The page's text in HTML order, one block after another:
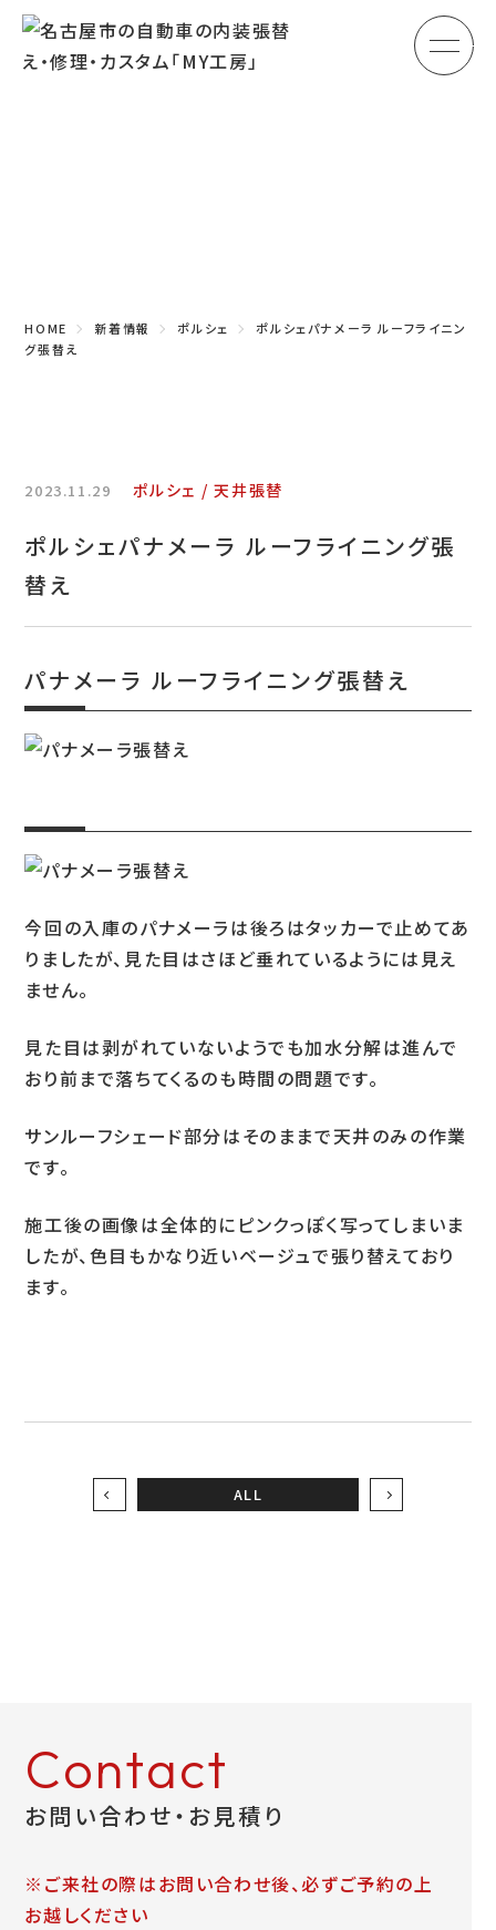
メ
その他
お問い合わせ
特定商取引表示
施工例
プライバシーポリシー
Tel.052-382-1913
9:00～18:00 / 不定休（完全予約制）
お問い合わせ
LINEお見積り
HOME 新着情報 ポルシェ
ポルシェパナメーラ ルーフライニン
グ張替え
2023.11.29 ポルシェ 天井張替
ポルシェパナメーラ ルーフライニング張
替え
パナメーラ ルーフライニング張替え
今回の入庫のパナメーラは後ろはタッカーで止めてあ
りましたが、見た目はさほど垂れているようには見え
ません。
見た目は剥がれていないようでも加水分解は進んで
おり前まで落ちてくるのも時間の問題です。
サンルーフシェード部分はそのままで天井のみの作業
です。
施工後の画像は全体的にピンクっぽく写ってしまいま
したが、色目もかなり近いベージュで張り替えており
ます。
ALL
Contact
お問い合わせ・お見積り
※ご来社の際はお問い合わせ後、必ずご予約の上
お越しください